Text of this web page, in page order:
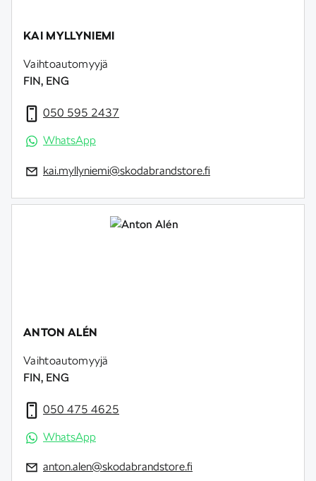
KAI MYLLYNIEMI
Vaihtoautomyyjä
FIN, ENG
050 595 2437
WhatsApp
kai.myllyniemi@skodabrandstore.fi
ANTON ALÉN
Vaihtoautomyyjä
FIN, ENG
050 475 4625
WhatsApp
anton.alen@skodabrandstore.fi